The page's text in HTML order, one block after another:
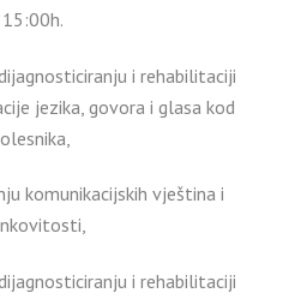
15:00h.
i rehabilitaciji
jezika, govora i glasa kod
komunikacijskih vještina i
i rehabilitaciji